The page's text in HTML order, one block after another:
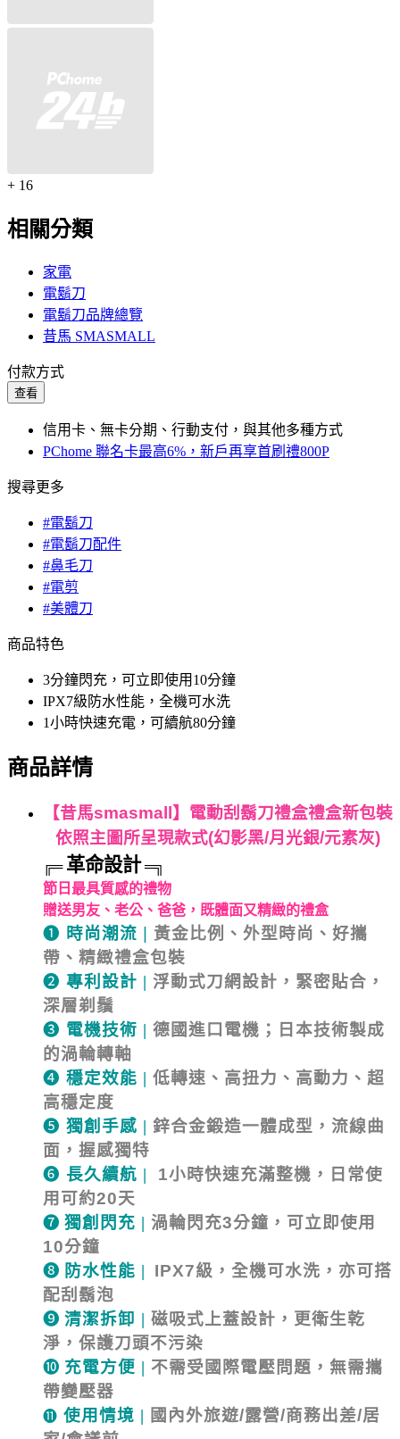
+ 16
相關分類
家電
電鬍刀
電鬍刀品牌總覽
昔馬 SMASMALL
付款方式
查看
信用卡、無卡分期、行動支付，與其他多種方式
PChome 聯名卡最高6%，新戶再享首刷禮800P
搜尋更多
#電鬍刀
#電鬍刀配件
#鼻毛刀
#電剪
#美體刀
商品特色
3分鐘閃充，可立即使用10分鐘
IPX7級防水性能，全機可水洗
1小時快速充電，可續航80分鐘
商品詳情
【昔馬smasmall 】 電動刮鬍刀禮盒禮盒新包裝
依照主圖所呈現款式(幻影黑/月光銀/元素灰)
╔═ 革命設計 ═╗
節日最具質感的禮物
贈送男友、老公、爸爸，既體面又精緻的禮盒
❶ 時尚潮流
黃金比例、外型時尚、好攜
帶、精緻禮盒包裝
❷ 專利設計 | 浮動式刀網設計，緊密貼合，
深層剃鬚
❸ 電機技術 | 德國進口電機；日本技術製成
的渦輪轉軸
❹ 穩定效能 | 低轉速、高扭力、高動力、超
高穩定度
❺ 獨創手感 | 鋅合金鍛造一體成型，流線曲
面，握感獨特
❻ 長久續航 | 1小時快速充滿整機，日常使
用可約20天
❼ 獨創閃充 | 渦輪閃充3分鐘，可立即使用
10分鐘
❽ 防水性能 | IPX7級，全機可水洗，亦可搭
配刮鬍泡
❾ 清潔拆卸 | 磁吸式上蓋設計，更衛生乾
淨，保護刀頭不污染
❿ 充電方便 | 不需受國際電壓問題，無需攜
帶變壓器
⓫ 使用情境 | 國內外旅遊/露營/商務出差/居